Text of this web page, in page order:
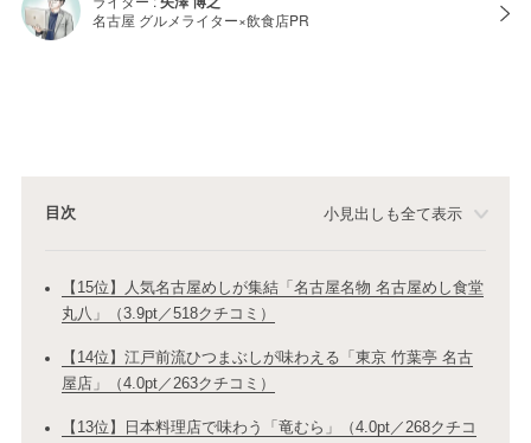
名古屋 グルメライター×飲食店PR
目次 小見出しも全て表示
【15位】人気名古屋めしが集結「名古屋名物 名古屋めし食堂
丸八」（3.9pt／518クチコミ）
【14位】江戸前流ひつまぶしが味わえる「東京 竹葉亭 名古
屋店」（4.0pt／263クチコミ）
【13位】日本料理店で味わう「竜むら」（4.0pt／268クチコ